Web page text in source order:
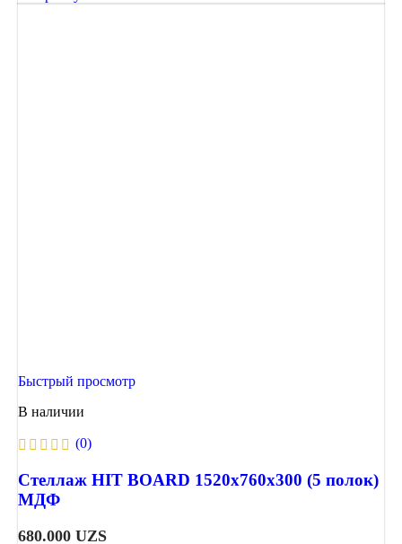
Быстрый просмотр
В наличии
(0)
Стеллаж HIT BOARD 1520х760х300 (5 полок)
МДФ
680.000 UZS